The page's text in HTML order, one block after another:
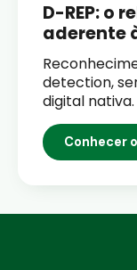
D-REP: o
aderente
detection,
digital nativa.
Conhecer